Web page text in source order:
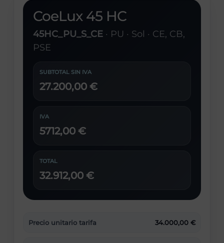
CoeLux 45 HC
45HC_PU_S_CE · PU · Sol · CE, CB,
PSE
SUBTOTAL SIN IVA
27.200,00 €
IVA
5712,00 €
TOTAL
32.912,00 €
Precio unitario tarifa 34.000,00 €